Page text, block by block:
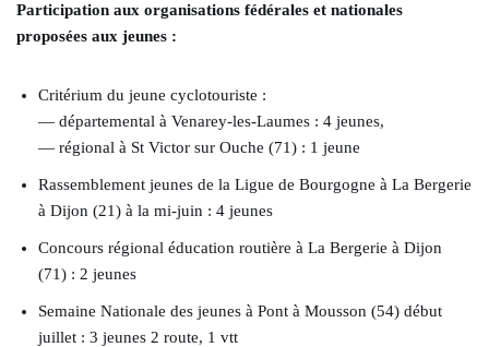
Participation aux organisations fédérales et nationales
proposées aux jeunes :
Critérium du jeune cyclotouriste :
— départemental à Venarey-les-Laumes : 4 jeunes,
— régional à St Victor sur Ouche (71) : 1 jeune
Rassemblement jeunes de la Ligue de Bourgogne à La Bergerie
à Dijon (21) à la mi-juin : 4 jeunes
Concours régional éducation routière à La Bergerie à Dijon
(71) : 2 jeunes
Semaine Nationale des jeunes à Pont à Mousson (54) début
juillet : 3 jeunes 2 route, 1 vtt